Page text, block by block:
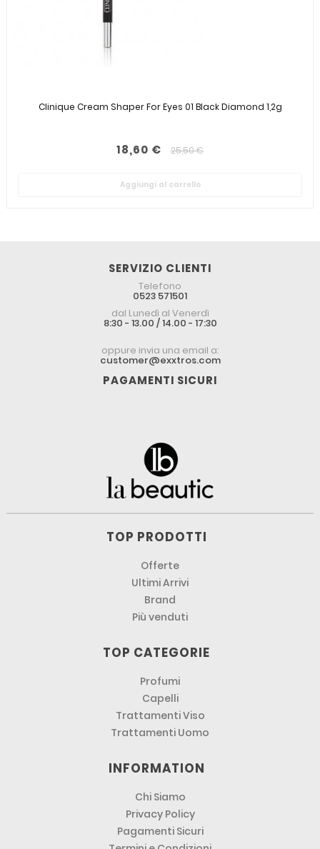
Clinique Cream Shaper For Eyes 01 Black Diamond 1,2g
18,60 € 25,50 €
Aggiungi al carrello
SERVIZIO CLIENTI
Telefono
0523 571501
dal Lunedì al Venerdì
8:30 - 13.00 / 14.00 - 17:30
oppure invia una email a:
customer@exxtros.com
PAGAMENTI SICURI
TOP PRODOTTI
Offerte
Ultimi Arrivi
Brand
Più venduti
TOP CATEGORIE
Profumi
Capelli
Trattamenti Viso
Trattamenti Uomo
INFORMATION
Chi Siamo
Privacy Policy
Pagamenti Sicuri